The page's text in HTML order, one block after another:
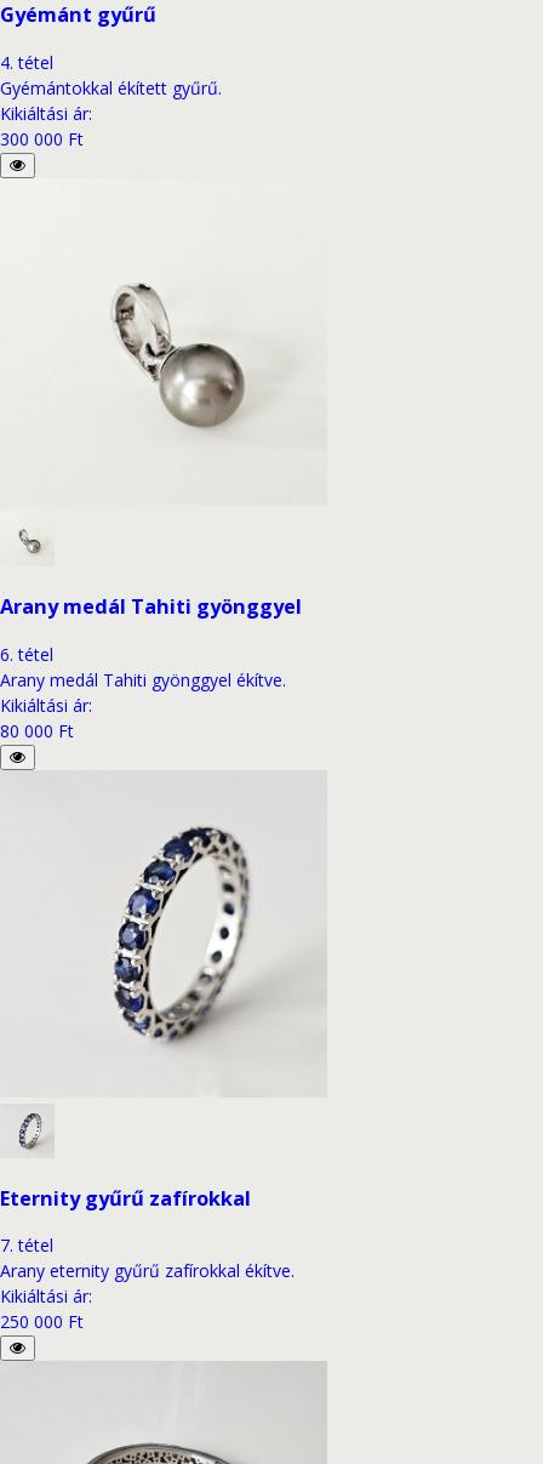
Gyémánt gyűrű
4. tétel
Gyémántokkal ékített gyűrű.
Kikiáltási ár:
300 000 Ft
Arany medál Tahiti gyönggyel
6. tétel
Arany medál Tahiti gyönggyel ékítve.
Kikiáltási ár:
80 000 Ft
Eternity gyűrű zafírokkal
7. tétel
Arany eternity gyűrű zafírokkal ékítve.
Kikiáltási ár:
250 000 Ft